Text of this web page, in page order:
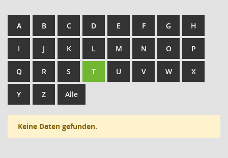
A B C D E F G H
I J K L M N O P
Q R S T U V W X
Y Z Alle
Keine Daten gefunden.